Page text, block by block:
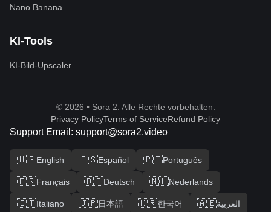
Nano Banana
KI-Tools
KI-Bild-Upscaler
© 2026 • Sora 2. Alle Rechte vorbehalten.
Privacy PolicyTerms of ServiceRefund Policy
Support Email: support@sora2.video
🇺🇸English 🇪🇸Español 🇵🇹Português
🇫🇷Français 🇩🇪Deutsch 🇳🇱Nederlands
🇮🇹Italiano 🇯🇵日本語 🇰🇷한국어 🇦🇪العربية